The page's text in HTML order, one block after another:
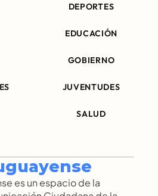
DEPORTES
EDUCACIÓN
GOBIERNO
JUVENTUDES
SALUD
es un espacio de la